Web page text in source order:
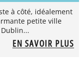
à côté, idéalement
petite ville
EN SAVOIR PLUS